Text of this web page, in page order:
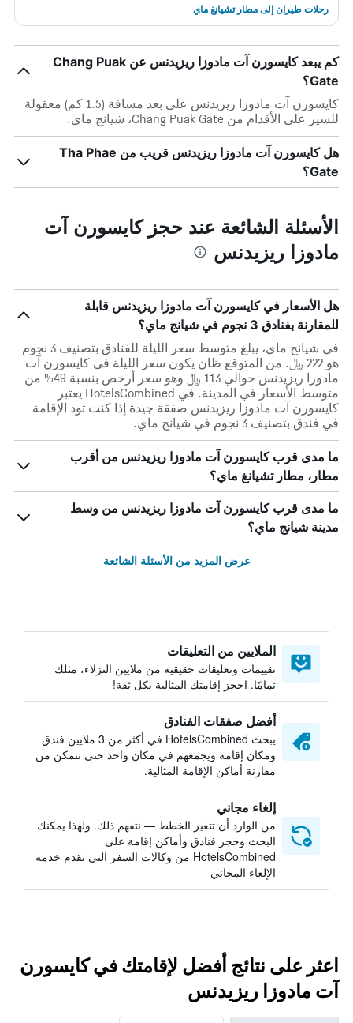
رحلات طيران إلى مطار تشيانغ ماي
كم يبعد كايسورن آت مادوزا ريزيدنس عن Chang Puak
Gate؟
كايسورن آت مادوزا ريزيدنس على بعد مسافة (1.5 كم) معقولة
للسير على الأقدام من Chang Puak Gate، شيانج ماي.
هل كايسورن آت مادوزا ريزيدنس قريب من Tha Phae
Gate؟
الأسئلة الشائعة عند حجز كايسورن آت
مادوزا ريزيدنس
هل الأسعار في كايسورن آت مادوزا ريزيدنس قابلة
للمقارنة بفنادق 3 نجوم في شيانج ماي؟
في شيانج ماي، يبلغ متوسط ​​سعر الليلة للفنادق بتصنيف 3 نجوم
هو 222 ﷼. من المتوقع ظان يكون سعر الليلة في كايسورن آت
مادوزا ريزيدنس حوالي 113 ﷼ وهو سعر أرخص بنسبة 49% من
متوسط الأسعار في المدينة. في HotelsCombined يعتبر
كايسورن آت مادوزا ريزيدنس صفقة جيدة إذا كنت تود الإقامة
في فندق بتصنيف 3 نجوم في شيانج ماي.
ما مدى قرب كايسورن آت مادوزا ريزيدنس من أقرب
مطار، مطار تشيانغ ماي؟
ما مدى قرب كايسورن آت مادوزا ريزيدنس من وسط
مدينة شيانج ماي؟
عرض المزيد من الأسئلة الشائعة
الملايين من التعليقات
تقييمات وتعليقات حقيقية من ملايين النزلاء، مثلك
تمامًا. احجز إقامتك المثالية بكل ثقة!
أفضل صفقات الفنادق
يبحث HotelsCombined في أكثر من 3 ملايين فندق
ومكان إقامة ويجمعهم في مكان واحد حتى تتمكن من
مقارنة أماكن الإقامة المثالية.
إلغاء مجاني
من الوارد أن تتغير الخطط — نتفهم ذلك. ولهذا يمكنك
البحث وحجز فنادق وأماكن إقامة على
HotelsCombined من وكالات السفر التي تقدم خدمة
الإلغاء المجاني
اعثر على نتائج أفضل لإقامتك في كايسورن
آت مادوزا ريزيدنس